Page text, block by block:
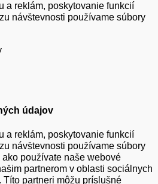
a reklám, poskytovanie funkcií
návštevnosti používame súbory
údajov
a reklám, poskytovanie funkcií
návštevnosti používame súbory
používate naše webové
partnerom v oblasti sociálnych
partneri môžu príslušné